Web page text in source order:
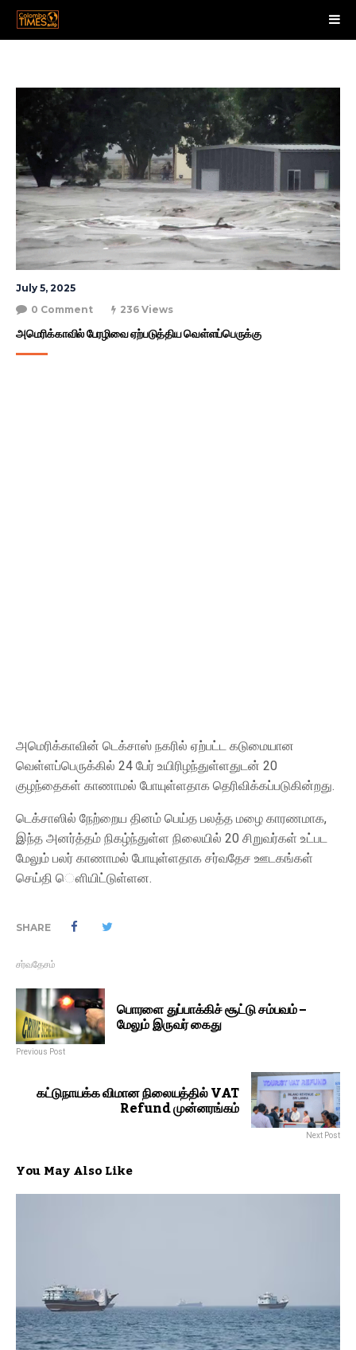
July 5, 2025
0 Comment
236 Views
அமெரிக்காவில் பேரழிவை ஏற்படுத்திய வெள்ளப்பெருக்கு
அமெரிக்காவின் டெக்சாஸ் நகரில் ஏற்பட்ட கடுமையான
வெள்ளப்பெருக்கில் 24 பேர் உயிரிழந்துள்ளதுடன் 20
குழந்தைகள் காணாமல் போயுள்ளதாக தெரிவிக்கப்படுகின்றது.
டெக்சாஸில் நேற்றைய தினம் பெய்த பலத்த மழை காரணமாக,
இந்த அனர்த்தம் நிகழ்ந்துள்ள நிலையில் 20 சிறுவர்கள் உட்பட
மேலும் பலர் காணாமல் போயுள்ளதாக சர்வதேச ஊடகங்கள்
செய்தி ௌியிட்டுள்ளன.
SHARE
சர்வதேசம்
பொரளை துப்பாக்கிச் சூட்டு சம்பவம் –
மேலும் இருவர் கைது
Previous Post
கட்டுநாயக்க விமான நிலையத்தில் VAT
Refund முன்னரங்கம்
Next Post
You May Also Like